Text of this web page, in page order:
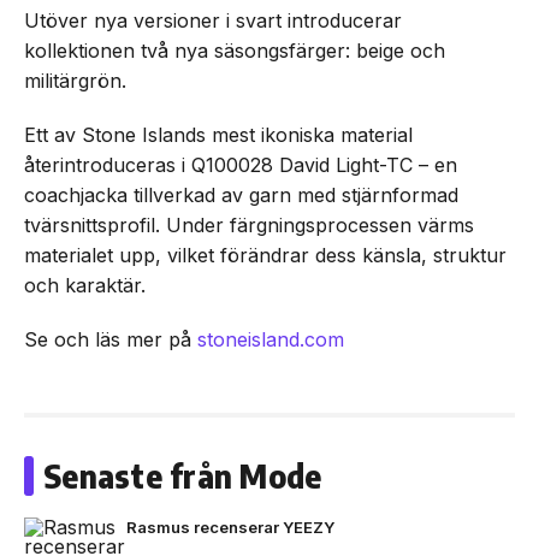
Utöver nya versioner i svart introducerar
kollektionen två nya säsongsfärger: beige och
militärgrön.
Ett av Stone Islands mest ikoniska material
återintroduceras i Q100028 David Light-TC – en
coachjacka tillverkad av garn med stjärnformad
tvärsnittsprofil. Under färgningsprocessen värms
materialet upp, vilket förändrar dess känsla, struktur
och karaktär.
Se och läs mer på stoneisland.com
Senaste från Mode
Rasmus recenserar YEEZY